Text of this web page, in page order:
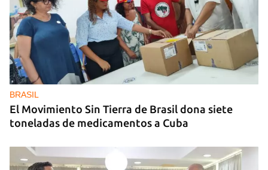
MIAMI
La hija de un diplomático castrista expulsado de
EE UU en 2003 está bajo custodia del ICE
BRASIL
El Movimiento Sin Tierra de Brasil dona siete
toneladas de medicamentos a Cuba